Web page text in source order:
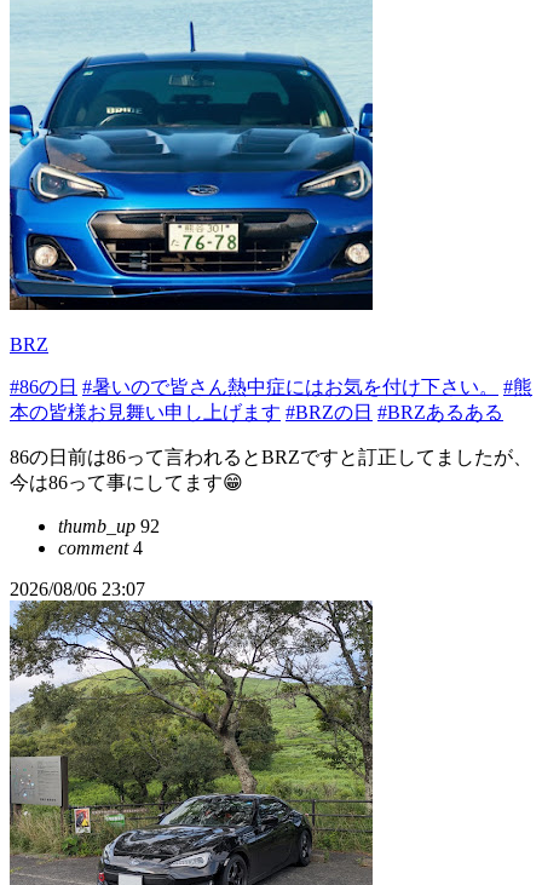
BRZ
#86の日 #暑いので皆さん熱中症にはお気を付け下さい。
#熊
本の皆様お見舞い申し上げます #BRZの日 #BRZあるある
86の日前は86って言われるとBRZですと訂正してましたが、
今は86って事にしてます😁
thumb_up 92
comment4
2026/08/06 23:07